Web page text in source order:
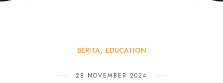
BERITA EDUCATION
28 NOVEMBER 2024